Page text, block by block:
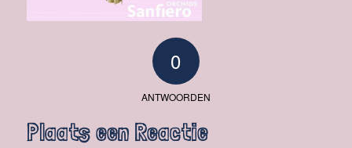
0
ANTWOORDEN
Plaats een Reactie